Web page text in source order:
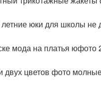
юки для школы не
мода на платья юфото
цветов фото